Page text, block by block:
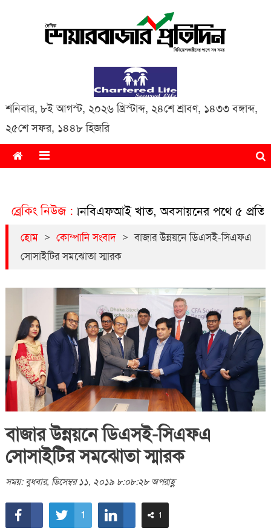
Daily Share Bazar Protidin
শনিবার, ৮ই আগস্ট, ২০২৬ খ্রিস্টাব্দ, ২৪শে শ্রাবণ, ১৪৩৩ বঙ্গাব্দ,
২৫শে সফর, ১৪৪৮ হিজরি
ব্রেকিং নিউজ :
হচ্ছে এনবিএফআই খাত, অবসায়নের পথে ৫ প্রতিষ্ঠান
হোম > কোম্পানি সংবাদ > বাজার উন্নয়নে ডিএসই-সিএফএ
সোসাইটির সমঝোতা স্মারক
বাজার উন্নয়নে ডিএসই-সিএফএ
সোসাইটির সমঝোতা স্মারক
সময়: বুধবার, ডিসেম্বর ১১, ২০১৯ ৮:০৮:২৮ অপরাহ্ণ
1 1